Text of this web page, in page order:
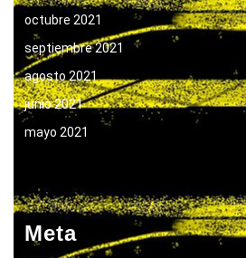
octubre 2021
septiembre 2021
agosto 2021
junio 2021
mayo 2021
Meta